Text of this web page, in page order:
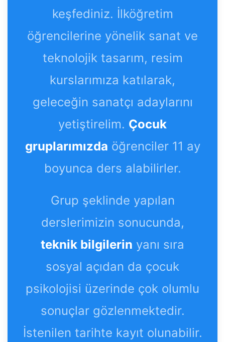
keşfediniz. İlköğretim
öğrencilerine yönelik sanat ve
teknolojik tasarım, resim
kurslarımıza katılarak,
geleceğin sanatçı adaylarını
yetiştirelim. Çocuk
gruplarımızda öğrenciler 11 ay
boyunca ders alabilirler.
Grup şeklinde yapılan
derslerimizin sonucunda,
teknik bilgilerin yanı sıra
sosyal açıdan da çocuk
psikolojisi üzerinde çok olumlu
sonuçlar gözlenmektedir.
İstenilen tarihte kayıt olunabilir.